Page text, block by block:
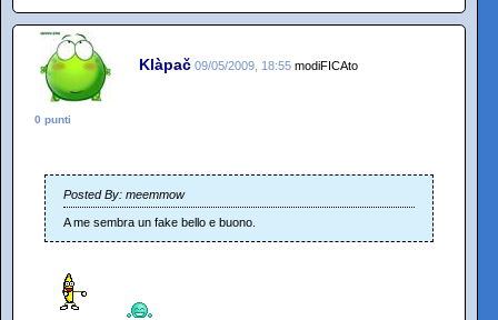
Klàpač 09/05/2009, 18:55 modiFICAto
0 punti
Posted By: meemmow
A me sembra un fake bello e buono.